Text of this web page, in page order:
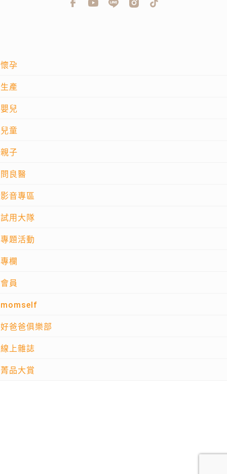
懷孕
生產
嬰兒
兒童
親子
問良醫
影音專區
試用大隊
專題活動
專欄
會員
momself
好爸爸俱樂部
線上雜誌
菁品大賞